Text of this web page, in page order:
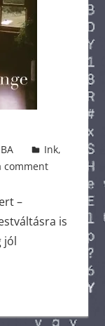
Ink,
comment
–
is
jól